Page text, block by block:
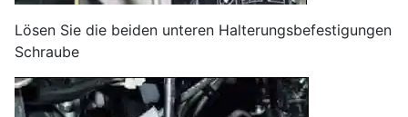
Lösen Sie die beiden unteren Halterungsbefestigungen
Schraube